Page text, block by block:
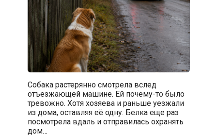
Собака растерянно смотрела вслед
отъезжающей машине. Ей почему-то было
тревожно. Хотя хозяева и раньше уезжали
из дома, оставляя её одну. Белка еще раз
посмотрела вдаль и отправилась охранять
дом…